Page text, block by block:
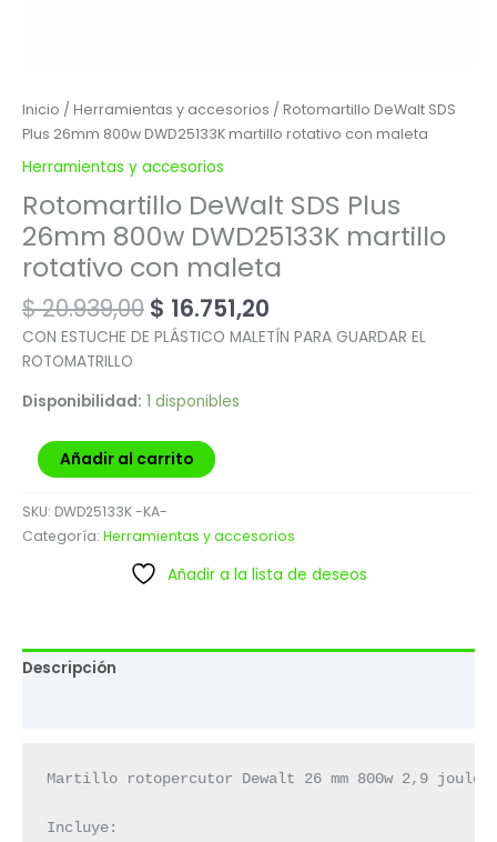
Inicio / Herramientas y accesorios / Rotomartillo DeWalt SDS
Plus 26mm 800w DWD25133K martillo rotativo con maleta
Herramientas y accesorios
Rotomartillo DeWalt SDS Plus
26mm 800w DWD25133K martillo
rotativo con maleta
$20.939,00 $ 16.751,20
CON ESTUCHE DE PLÁSTICO MALETÍN PARA GUARDAR EL
ROTOMATRILLO
Disponibilidad: 1 disponibles
Añadir al carrito
SKU: DWD25133K -KA-
Categoría: Herramientas y accesorios
Añadir a la lista de deseos
Descripción
Martillo rotopercutor Dewalt 26 mm 800w 2,9 joules
Incluye: